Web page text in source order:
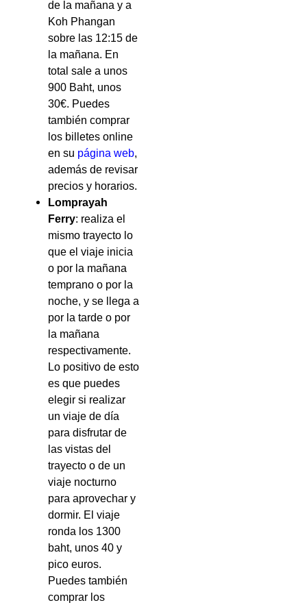
de la mañana y a
Koh Phangan
sobre las 12:15 de
la mañana. En
total sale a unos
900 Baht, unos
30€. Puedes
también comprar
los billetes online
en su página web,
además de revisar
precios y horarios.
Lomprayah
Ferry: realiza el
mismo trayecto lo
que el viaje inicia
o por la mañana
temprano o por la
noche, y se llega a
por la tarde o por
la mañana
respectivamente.
Lo positivo de esto
es que puedes
elegir si realizar
un viaje de día
para disfrutar de
las vistas del
trayecto o de un
viaje nocturno
para aprovechar y
dormir. El viaje
ronda los 1300
baht, unos 40 y
pico euros.
Puedes también
comprar los